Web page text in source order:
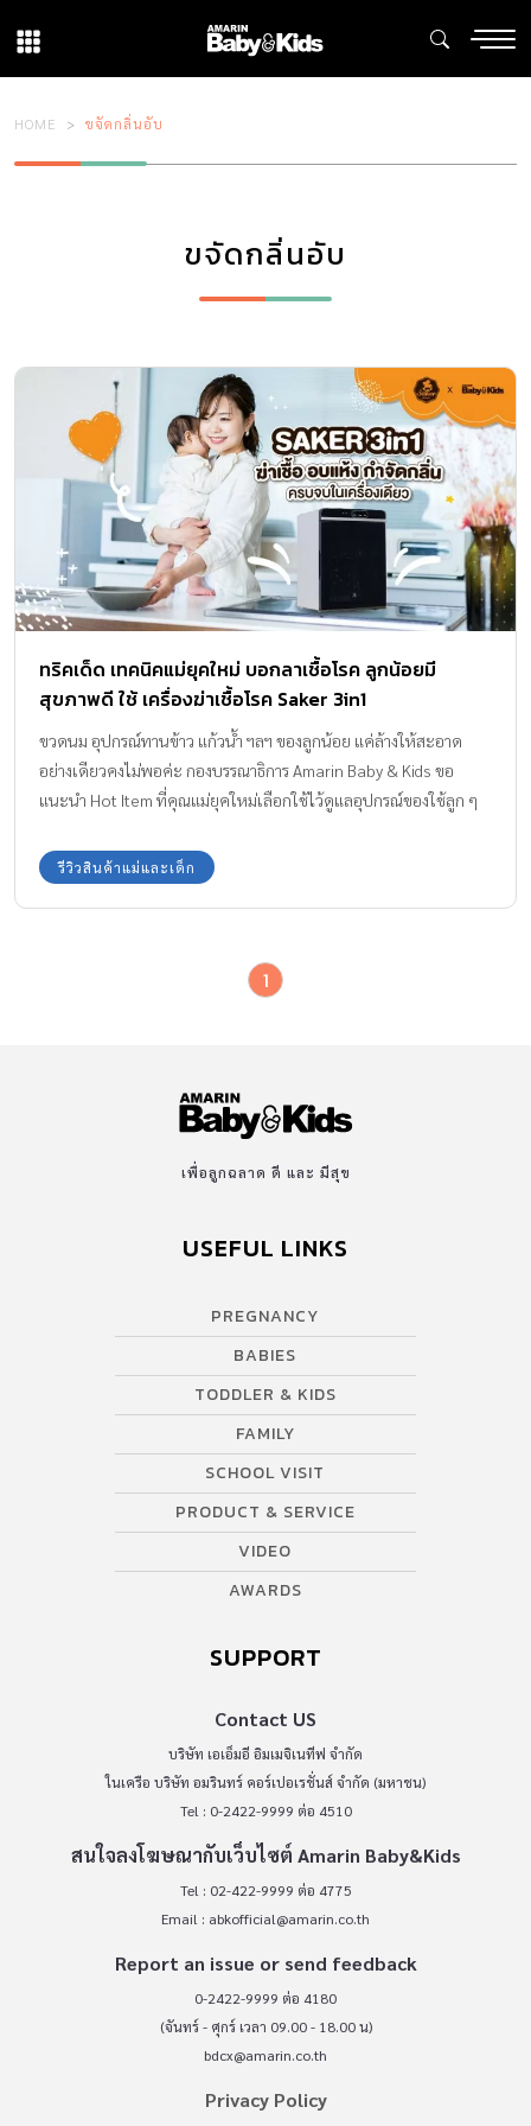
HOME ขจัดกลิ่นอับ
ขจัดกลิ่นอับ
ทริคเด็ด เทคนิคแม่ยุคใหม่ บอกลาเชื้อโรค ลูกน้อยมี
สุขภาพดี ใช้ เครื่องฆ่าเชื้อโรค Saker 3in1
ขวดนม อุปกรณ์ทานข้าว แก้วน้ำ ฯลฯ ของลูกน้อย แค่ล้างให้สะอาด
อย่างเดียวคงไม่พอค่ะ กองบรรณาธิการ Amarin Baby & Kids ขอ
แนะนำ Hot Item ที่คุณแม่ยุคใหม่เลือกใช้ไว้ดูแลอุปกรณ์ของใช้ลูก ๆ
สมัยใหม่ นั่นก็คือ เครื่องฆ่าเชื้อโรค Saker (เซเกอร์) เครื่องฆ่าเชื้อ+อบ
แห้ง+ลดกลิ่นอับ 3in1 เจ้าเครื่องนี้จะมีการใช้งานปังแค่ไหน จะมารีวิว
รีวิวสินค้าแม่และเด็ก
1
เพื่อลูกฉลาด ดี และ มีสุข
USEFUL LINKS
PREGNANCY
BABIES
TODDLER & KIDS
FAMILY
SCHOOL VISIT
PRODUCT & SERVICE
VIDEO
AWARDS
SUPPORT
Contact US
บริษัท เอเอ็มอี อิมเมจิเนทีฟ จำกัด
ในเครือ บริษัท อมรินทร์ คอร์เปอเรชั่นส์ จำกัด (มหาชน)
Tel : 0-2422-9999 ต่อ 4510
สนใจลงโฆษณากับเว็บไซต์ Amarin Baby&Kids
Tel : 02-422-9999 ต่อ 4775
Email : abkofficial@amarin.co.th
Report an issue or send feedback
0-2422-9999 ต่อ 4180
(จันทร์ - ศุกร์ เวลา 09.00 - 18.00 น)
bdcx@amarin.co.th
Privacy Policy